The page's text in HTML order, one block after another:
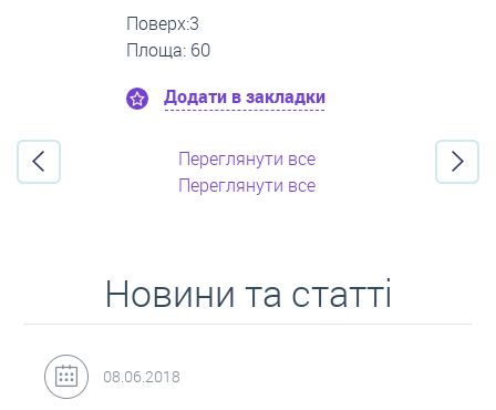
Поверх:4
Площа: 50
Додати в закладки
Переглянути все
Переглянути все
Новини та статті
31.05.2018